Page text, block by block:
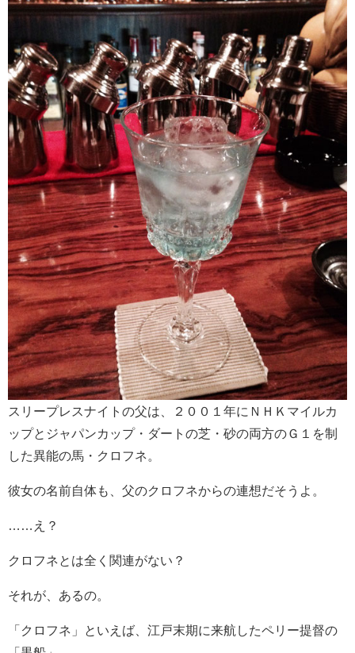
スリープレスナイトの父は、２００１年にＮＨＫマイルカ
ップとジャパンカップ・ダートの芝・砂の両方のＧ１を制
した異能の馬・クロフネ。
彼女の名前自体も、父のクロフネからの連想だそうよ。
……え？
クロフネとは全く関連がない？
それが、あるの。
「クロフネ」といえば、江戸末期に来航したペリー提督の